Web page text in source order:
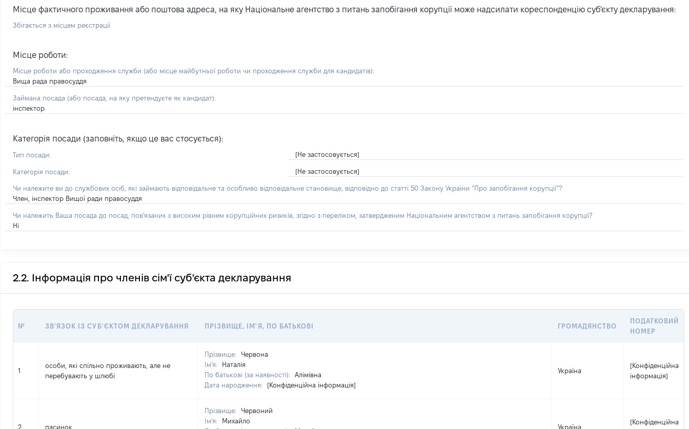
Місце фактичного проживання або поштова адреса, на яку Національне агентство з питань запобігання корупції може надсилати кореспонденцію суб'єкту декларування:
Збігається з місцем реєстрації
Місце роботи:
Місце роботи або проходження служби (або місце майбутньої роботи чи проходження служби для кандидатів):
Вища рада правосуддя
Займана посада (або посада, на яку претендуєте як кандидат):
інспектор
Категорія посади (заповніть, якщо це вас стосується):
Тип посади: [Не застосовується]
Категорія посади: [Не застосовується]
Чи належите ви до службових осіб, які займають відповідальне та особливо відповідальне становище, відповідно до статті 50 Закону України “Про запобігання корупції”?
Член, інспектор Вищої ради правосуддя
Чи належить Ваша посада до посад, пов'язаних з високим рівнем корупційних ризиків, згідно з переліком, затвердженим Національним агентством з питань запобігання корупції?
Ні
2.2. Інформація про членів сім'ї суб'єкта декларування
№ ЗВ'ЯЗОК ІЗ СУБ'ЄКТОМ ДЕКЛАРУВАННЯ ПРІЗВИЩЕ, ІМ'Я, ПО БАТЬКОВІ ГРОМАДЯНСТВО
ПОДАТКОВИЙ
НОМЕР
1
особи, які спільно проживають, але не
перебувають у шлюбі
Прізвище:
Червона
Ім'я:
Наталія
По батькові (за наявності):
Алімівна
Дата народження:
[Конфіденційна інформація]
Україна
[Конфіденційна
інформація]
2 пасинок
Прізвище:
Червоний
Ім'я:
Михайло
Україна
[Конфіденційна